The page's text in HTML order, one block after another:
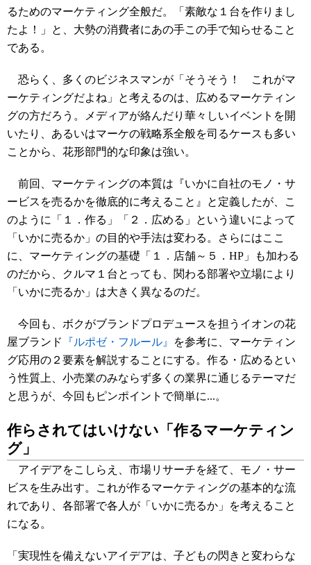
るためのマーケティング全般だ。「素敵な１台を作りまし
たよ！」と、大勢の消費者にあの手この手で知らせること
である。
恐らく、多くのビジネスマンが「そうそう！ これがマ
ーケティングだよね」と考えるのは、広めるマーケティン
グの方だろう。メディアが絡んだり華々しいイベントを開
いたり、あるいはマーケの戦略系全般を司るケースも多い
ことから、花形部門的な印象は強い。
前回、マーケティングの本質は『いかに自社のモノ・サ
ービスを売るかを徹底的に考えること』と定義したが、こ
のように「１．作る」「２．広める」という違いによって
「いかに売るか」の目的や手法は変わる。さらにはここ
に、マーケティングの基礎「１．店舗～５．HP」も加わる
のだから、クルマ１台とっても、関わる部署や立場により
「いかに売るか」は大きく異なるのだ。
今回も、ボクがブランドプロデュースを担うイオンの花
屋ブランド
『ルポゼ・フルール』
を参考に、マーケティン
グ応用の２要素を解説することにする。作る・広めるとい
う性質上、小売業のみならず多くの業界に通じるテーマだ
と思うが、今回もピンポイントで簡単に...。
作らされてはいけない「作るマーケティン
グ」
アイデアをこしらえ、市場リサーチを経て、モノ・サー
ビスを生み出す。これが作るマーケティングの基本的な流
れであり、各部署で各人が「いかに売るか」を考えること
になる。
「実現性を備えないアイデアは、子どもの閃きと変わらな